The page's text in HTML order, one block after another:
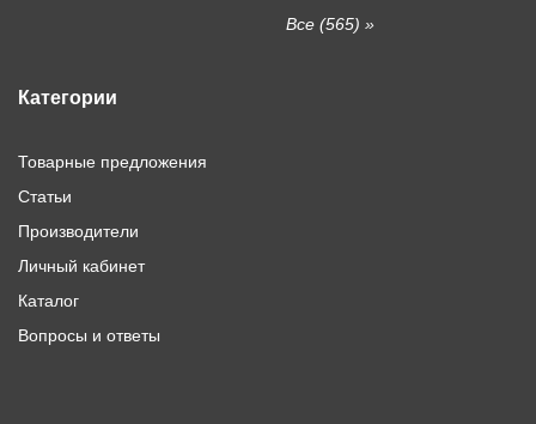
Все (565) »
Категории
Товарные предложения
Статьи
Производители
Личный кабинет
Каталог
Вопросы и ответы